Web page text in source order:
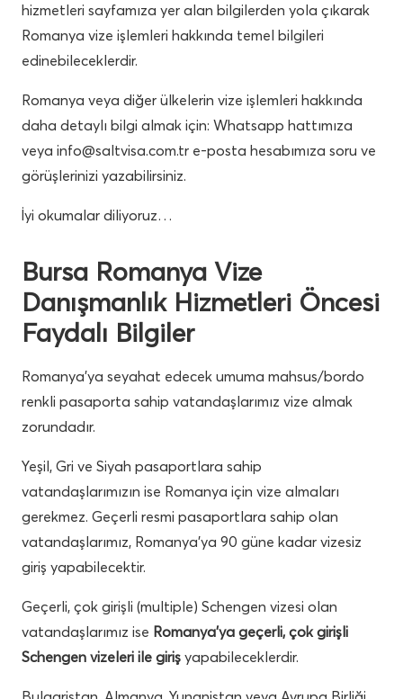
hizmetleri sayfamıza yer alan bilgilerden yola çıkarak
Romanya vize işlemleri hakkında temel bilgileri
edinebileceklerdir.
Romanya veya diğer ülkelerin vize işlemleri hakkında
daha detaylı bilgi almak için: Whatsapp hattımıza
veya info@saltvisa.com.tr e-posta hesabımıza soru ve
görüşlerinizi yazabilirsiniz.
İyi okumalar diliyoruz…
Bursa Romanya Vize
Danışmanlık Hizmetleri Öncesi
Faydalı Bilgiler
Romanya’ya seyahat edecek umuma mahsus/bordo
renkli pasaporta sahip vatandaşlarımız vize almak
zorundadır.
Yeşil, Gri ve Siyah pasaportlara sahip
vatandaşlarımızın ise Romanya için vize almaları
gerekmez. Geçerli resmi pasaportlara sahip olan
vatandaşlarımız, Romanya’ya 90 güne kadar vizesiz
giriş yapabilecektir.
Geçerli, çok girişli (multiple) Schengen vizesi olan
vatandaşlarımız ise Romanya’ya geçerli, çok girişli
Schengen vizeleri ile giriş yapabileceklerdir.